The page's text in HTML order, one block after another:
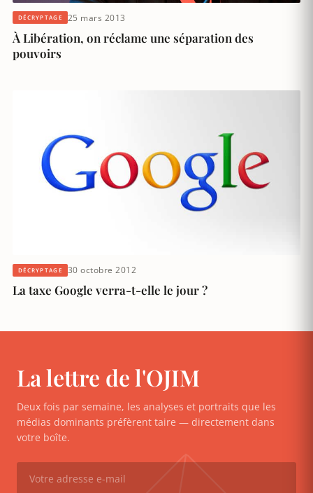
DÉCRYPTAGE 25 mars 2013
À Libération, on réclame une séparation des
pouvoirs
DÉCRYPTAGE 30 octobre 2012
La taxe Google verra-t-elle le jour ?
La lettre de l'OJIM
Deux fois par semaine, les analyses et portraits que les
médias dominants préfèrent taire — directement dans
votre boîte.